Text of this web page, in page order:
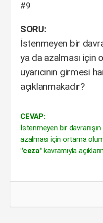
#9
SORU:
İstenmeyen bir
ya da azalması için
uyarıcının girmesi
açıklanmakadır?
CEVAP:
İstenmeyen bir
azalması için ortama
"ceza"kavramıyla